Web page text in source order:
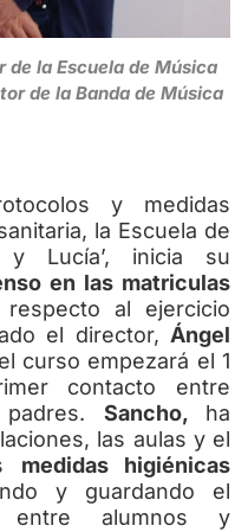
la Escuela de Música
de la Banda de Música
y medidas
la Escuela de
y Lucía’, inicia su
en las matriculas
al ejercicio
el director, Ángel
curso empezará el 1
contacto entre
padres.Sancho, ha
las aulas y el
medidas higiénicas
y guardando el
entre alumnos y